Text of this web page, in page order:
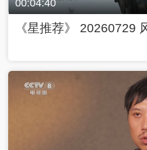
00:04:40
《星推荐》 20260729